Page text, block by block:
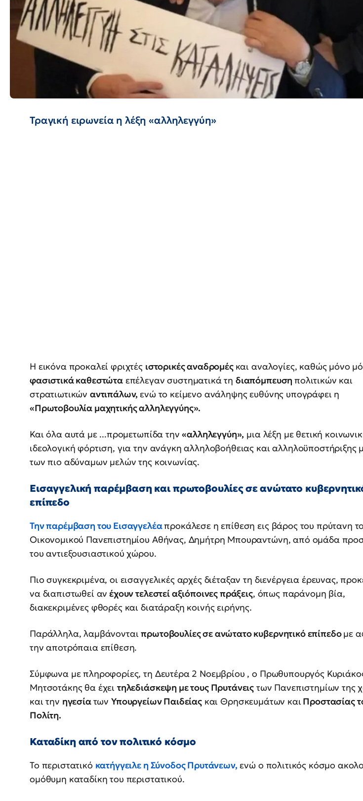
Τραγική ειρωνεία η λέξη «αλληλεγγύη»
Η εικόνα προκαλεί φριχτές ιστορικές αναδρομές και αναλογίες, καθώς μόνο
φασιστικά καθεστώταεπέλεγαν συστηματικά τη διαπόμπευσηπολιτικών και
στρατιωτικών αντιπάλων,ενώ το κείμενο ανάληψης ευθύνης υπογράφει η
«Πρωτοβουλία μαχητικής αλληλεγγύης».
Και όλα αυτά με ...προμετωπίδα την«αλληλεγγύη», μια λέξη με θετική
ιδεολογική φόρτιση, για την ανάγκη αλληλοβοήθειας και αλληλοϋποστήριξης
των πιο αδύναμων μελών της κοινωνίας.
Εισαγγελική παρέμβαση και πρωτοβουλίες σε ανώτατο
επίπεδο
Την παρέμβαση του Εισαγγελέαπροκάλεσε η επίθεση εις βάρος του πρύτανη
Οικονομικού Πανεπιστημίου Αθήνας, Δημήτρη Μπουραντώνη, από ομάδα
του αντιεξουσιαστικού χώρου.
Πιο συγκεκριμένα, οι εισαγγελικές αρχές διέταξαν τη διενέργεια έρευνας,
να διαπιστωθεί αν έχουν τελεστεί αξιόποινες πράξεις, όπως παράνομη βία,
διακεκριμένες φθορές και διατάραξη κοινής ειρήνης.
Παράλληλα, λαμβάνονταιπρωτοβουλίες σε ανώτατο κυβερνητικό επίπεδομε
την αποτρόπαια επίθεση.
Σύμφωνα με πληροφορίες, τη Δευτέρα 2 Νοεμβρίου , ο Πρωθυπουργός
Μητσοτάκης θα έχει τηλεδιάσκεψη με τους Πρυτάνεις των Πανεπιστημίων της
και την ηγεσίατων Υπουργείων Παιδείαςκαι Θρησκευμάτων και Προστασίας
Πολίτη.
Καταδίκη από τον πολιτικό κόσμο
Το περιστατικό κατήγγειλε η Σύνοδος Πρυτάνεων, ενώ ο πολιτικός κόσμο
ομόθυμη καταδίκη του περιστατικού.